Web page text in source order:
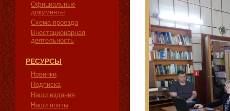
Официальные
документы
Схема проезда
Внестационарная
деятельность
РЕСУРСЫ
Новинки
Подписка
Наши издания
Наши поэты